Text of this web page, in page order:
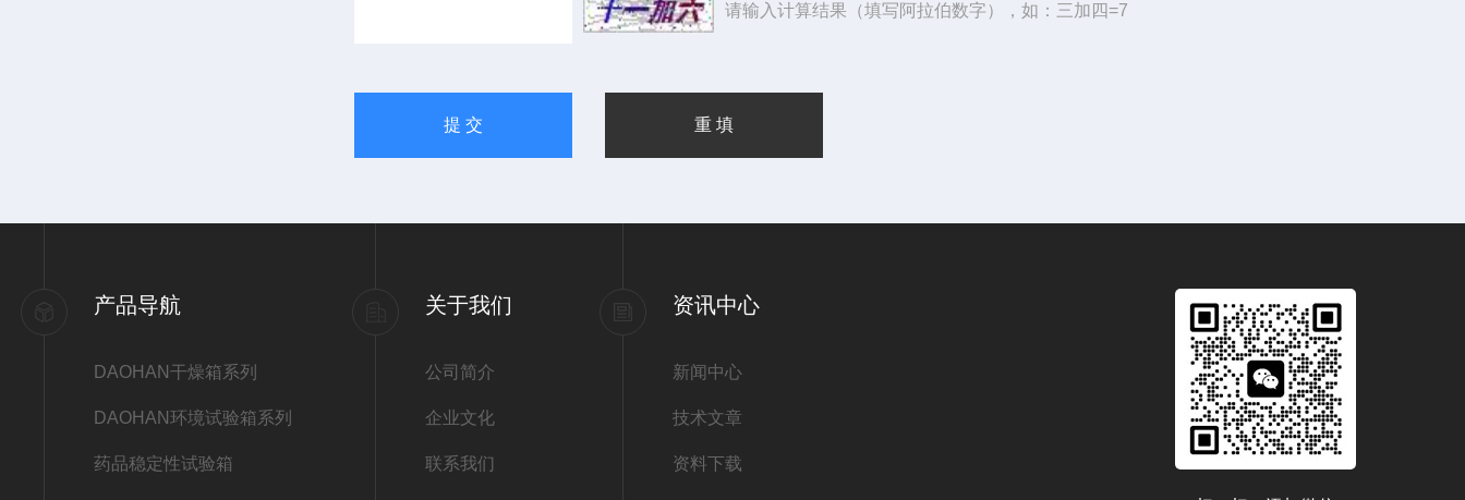
请输入计算结果（填写阿拉伯数字），如：三加四=7
产品导航
DAOHAN干燥箱系列
DAOHAN环境试验箱系列
药品稳定性试验箱
关于我们
公司简介
企业文化
联系我们
资讯中心
新闻中心
技术文章
资料下载